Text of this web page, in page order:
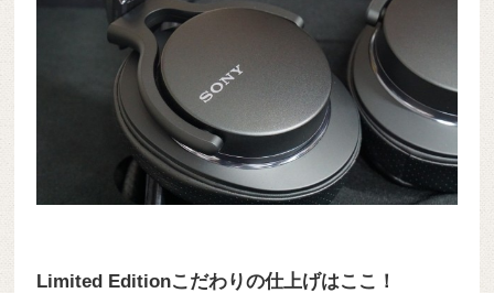
Limited Editionこだわりの仕上げはここ！